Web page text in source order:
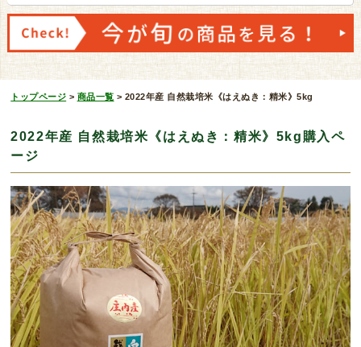
トップページ > 商品一覧 > 2022年産 自然栽培米《はえぬき：精米》5kg
2022年産 自然栽培米《はえぬき：精米》5kg購入ペ
ージ